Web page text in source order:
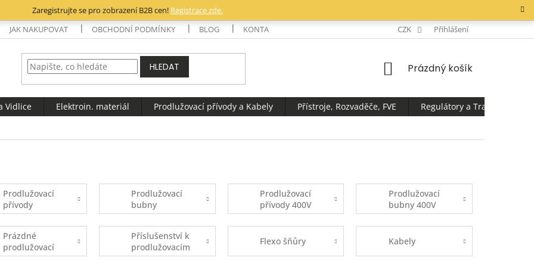
Zaregistrujte se pro zobrazení B2B cen! Registrace zde.
JAK NAKUPOVAT OBCHODNÍ PODMÍNKY BLOG KONTAKTY CZK Přihlášení
HLEDAT
NÁKUPNÍ
Prázdný košík
Vidlice Elektroin. materiál Prodlužovací přívody a Kabely Přístroje, Rozvaděče, FVE
Regulátory a
Prodlužovací
přívody
Prodlužovací
bubny
Prodlužovací
přívody 400V
Prodlužovací
bubny 400V
Prázdné
prodlužovací
bubny
Příslušenství k
prodlužovacím
bubnům
Flexo šňůry Kabely